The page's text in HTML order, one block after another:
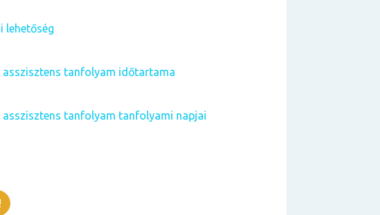
lehetőség
tanfolyam időtartama
tanfolyam tanfolyami napjai